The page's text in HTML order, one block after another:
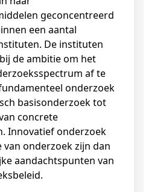
geconcentreerd
een aantal
De instituten
de ambitie om het
af te
onderzoek
basisonderzoek tot
concrete
Innovatief onderzoek
van onderzoek zijn dan
aandachtspunten van